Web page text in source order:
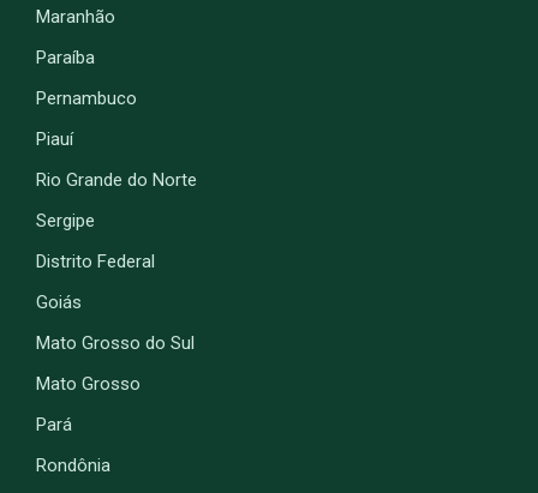
Maranhão
Paraíba
Pernambuco
Piauí
Rio Grande do Norte
Sergipe
Distrito Federal
Goiás
Mato Grosso do Sul
Mato Grosso
Pará
Rondônia